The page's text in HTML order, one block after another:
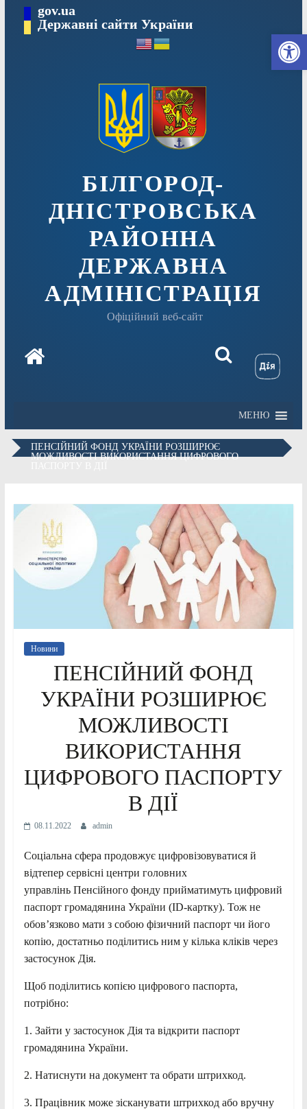
вмісту
gov.ua
Державні сайти України
БІЛГОРОД-
ДНІСТРОВСЬКА
РАЙОННА
ДЕРЖАВНА
АДМІНІСТРАЦІЯ
Офіційний веб-сайт
МЕНЮ
ПЕНСІЙНИЙ ФОНД УКРАЇНИ РОЗШИРЮЄ
МОЖЛИВОСТІ ВИКОРИСТАННЯ ЦИФРОВОГО
Новини
ПЕНСІЙНИЙ ФОНД
УКРАЇНИ РОЗШИРЮЄ
МОЖЛИВОСТІ
ВИКОРИСТАННЯ
ЦИФРОВОГО ПАСПОРТУ
В ДІЇ
08.11.2022 admin
Соціальна сфера продовжує цифровізовуватися й
відтепер сервісні центри головних
управлінь Пенсійного фонду прийматимуть цифровий
паспорт громадянина України (ID-картку). Тож не
обов’язково мати з собою фізичний паспорт чи його
копію, достатньо поділитись ним у кілька кліків через
застосунок Дія.
Щоб поділитись копією цифрового паспорта,
потрібно:
1. Зайти у застосунок Дія та відкрити паспорт
громадянина України.
2. Натиснути на документ та обрати штрихкод.
3. Працівник може зісканувати штрихкод або вручну